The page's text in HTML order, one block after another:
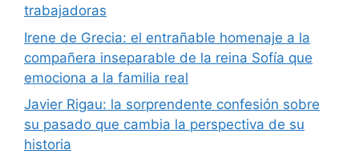
trabajadoras
Irene de Grecia: el entrañable homenaje a la
compañera inseparable de la reina Sofía que
emociona a la familia real
Javier Rigau: la sorprendente confesión sobre
su pasado que cambia la perspectiva de su
historia